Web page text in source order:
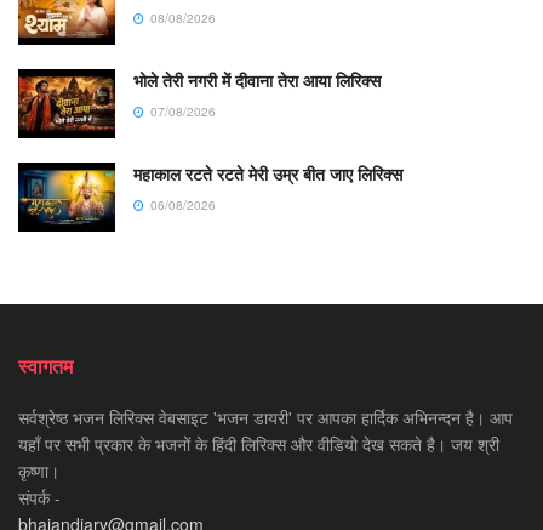
08/08/2026
भोले तेरी नगरी में दीवाना तेरा आया लिरिक्स
07/08/2026
महाकाल रटते रटते मेरी उम्र बीत जाए लिरिक्स
06/08/2026
स्वागतम
सर्वश्रेष्ठ भजन लिरिक्स वेबसाइट 'भजन डायरी' पर आपका हार्दिक अभिनन्दन है। आप
यहाँ पर सभी प्रकार के भजनों के हिंदी लिरिक्स और वीडियो देख सकते है। जय श्री
कृष्णा।
संपर्क -
bhajandiary@gmail.com